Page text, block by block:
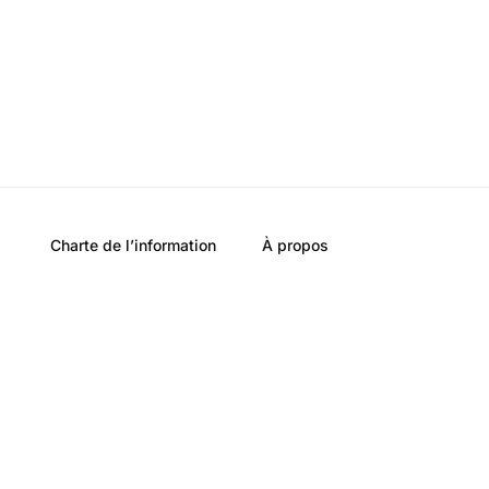
Charte de l’information À propos